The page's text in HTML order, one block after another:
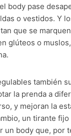
body pase
o vestidos. Y
que se
glúteos o
también
la prenda a
y mejoran la
un tirante
un body que, por